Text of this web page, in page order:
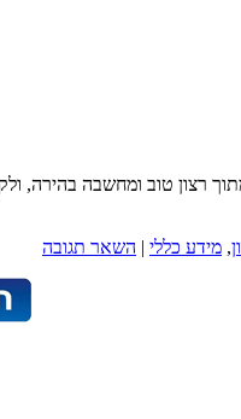
רצון טוב ומחשבה בהירה,
, מידע כללי | השאר תגובה